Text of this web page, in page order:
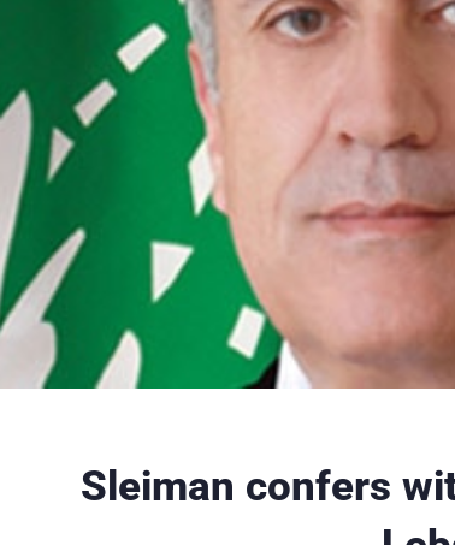
Sleiman confers